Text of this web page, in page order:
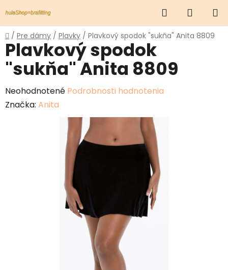
na
obsah
Hľadať
KOŠÍK
Domov
/ Pre dámy / Plavky / Plavkový spodok "sukňa" Anita 8809
Plavkový spodok
"sukňa" Anita 8809
Priemerné
hodnotenie
Neohodnotené Podrobnosti hodnotenia
Značka: Anita